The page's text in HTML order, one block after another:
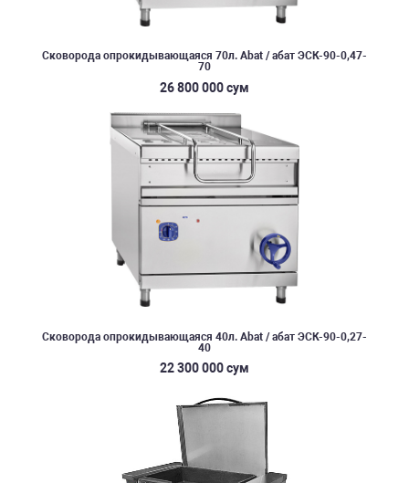
Сковорода опрокидывающаяся 70л. Abat / абат ЭСК-90-0,47-
70
26 800 000 сум
Сковорода опрокидывающаяся 40л. Abat / абат ЭСК-90-0,27-
40
22 300 000 сум